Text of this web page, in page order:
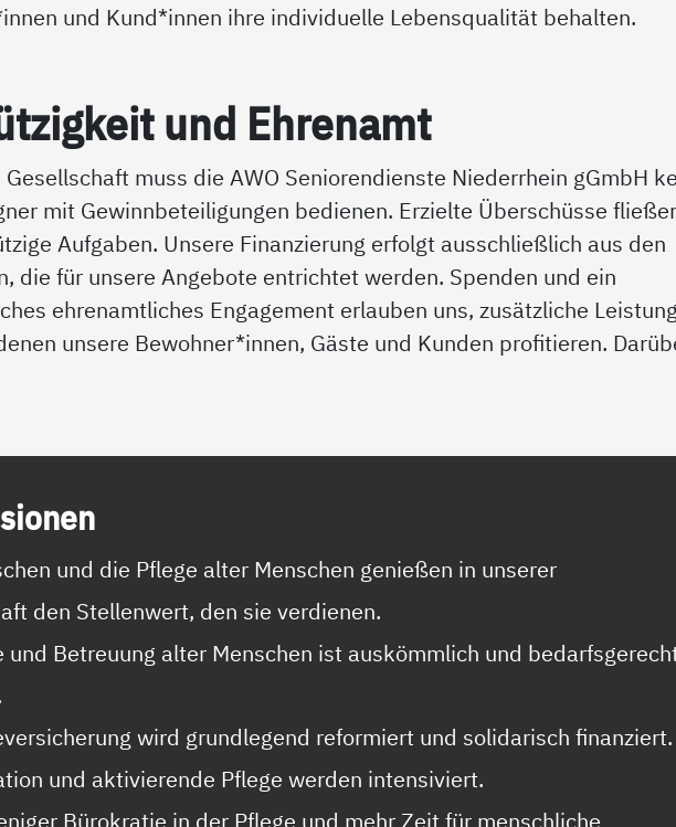
und Kund*innen ihre individuelle Lebensqualität behalten.
und Eh­ren­amt
muss die AWO Seniorendienste Niederrhein gGmbH
mit Gewinnbeteiligungen bedienen. Erzielte Überschüsse
Aufgaben. Unsere Finanzierung erfolgt ausschließlich aus den
die für unsere Angebote entrichtet werden. Spenden und ein
ehrenamtliches Engagement erlauben uns, zusätzliche
unsere Bewohner*innen, Gäste und Kunden profitieren.
und die Pflege alter Menschen genießen in unserer
den Stellenwert, den sie verdienen.
und Betreuung alter Menschen ist auskömmlich und
wird grundlegend reformiert und solidarisch finanziert.
und aktivierende Pflege werden intensiviert.
Bürokratie in der Pflege und mehr Zeit für menschliche